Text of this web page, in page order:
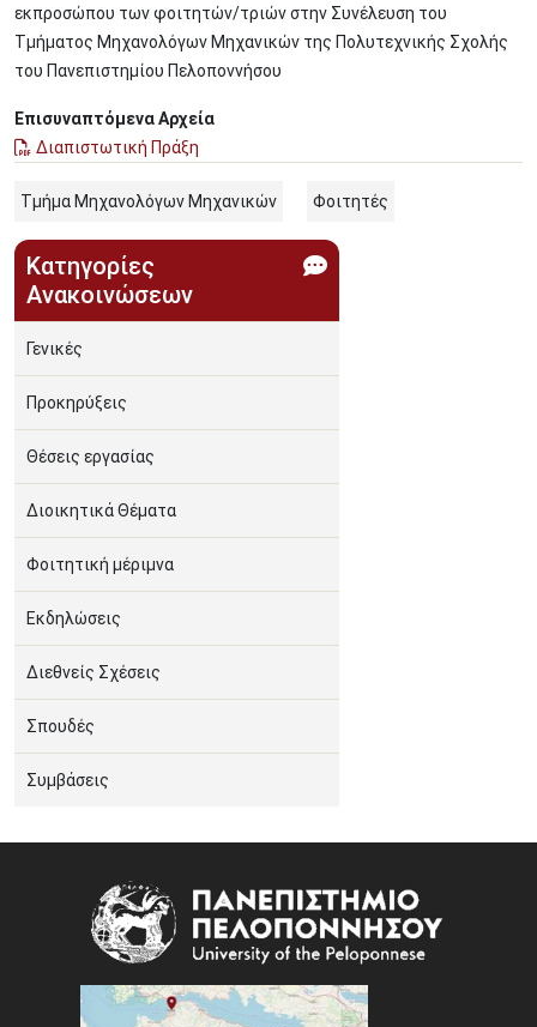
εκπροσώπου των φοιτητών/τριών στην Συνέλευση του
Τμήματος Μηχανολόγων Μηχανικών της Πολυτεχνικής Σχολής
του Πανεπιστημίου Πελοποννήσου
Επισυναπτόμενα Αρχεία
Διαπιστωτική Πράξη
Τμήμα Μηχανολόγων Μηχανικών Φοιτητές
Κατηγορίες
Ανακοινώσεων
Γενικές
Προκηρύξεις
Θέσεις εργασίας
Διοικητικά Θέματα
Φοιτητική μέριμνα
Εκδηλώσεις
Διεθνείς Σχέσεις
Σπουδές
Συμβάσεις